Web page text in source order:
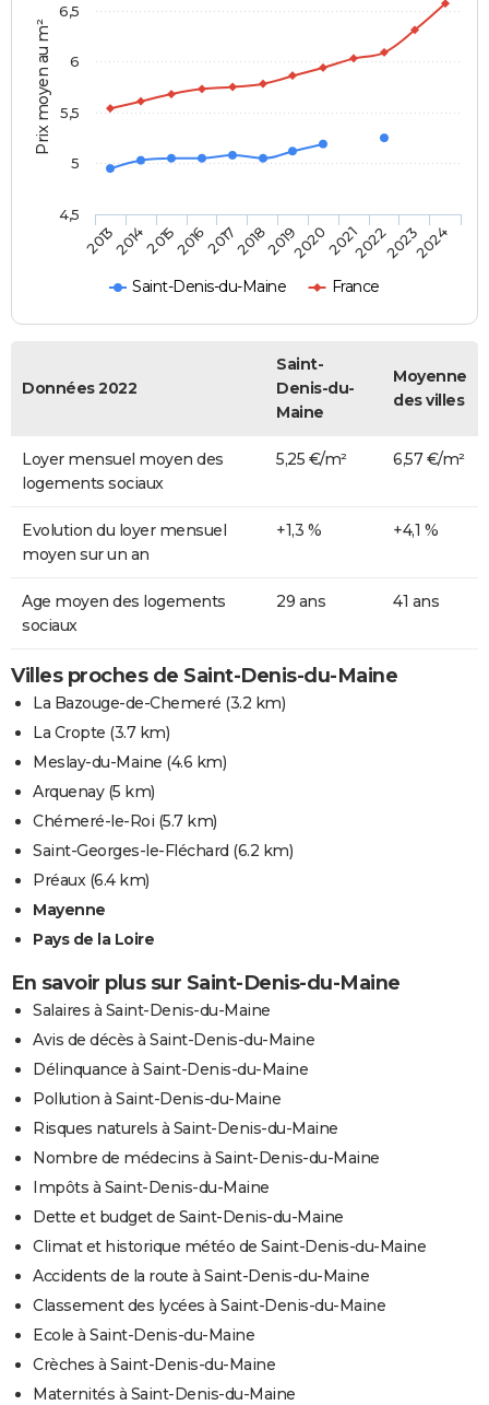
Prix moyen au m²
Saint-Denis-du-Maine France
201320142015201620172018201920202021202220232024
4,5
5
5,5
6
6,5
Données 2022
Saint-
Denis-du-
Maine
Moyenne
des villes
Loyer mensuel moyen des
logements sociaux
5,25 €/m² 6,57 €/m²
Evolution du loyer mensuel
moyen sur un an
+1,3 % +4,1 %
Age moyen des logements
sociaux
29 ans 41 ans
Villes proches de Saint-Denis-du-Maine
La Bazouge-de-Chemeré (3.2 km)
La Cropte (3.7 km)
Meslay-du-Maine (4.6 km)
Arquenay(5 km)
Chémeré-le-Roi (5.7 km)
Saint-Georges-le-Fléchard (6.2 km)
Préaux(6.4 km)
Mayenne
Pays de la Loire
En savoir plus sur Saint-Denis-du-Maine
Salaires à Saint-Denis-du-Maine
Avis de décès à Saint-Denis-du-Maine
Délinquance à Saint-Denis-du-Maine
Pollution à Saint-Denis-du-Maine
Risques naturels à Saint-Denis-du-Maine
Nombre de médecins à Saint-Denis-du-Maine
Impôts à Saint-Denis-du-Maine
Dette et budget de Saint-Denis-du-Maine
Climat et historique météo de Saint-Denis-du-Maine
Accidents de la route à Saint-Denis-du-Maine
Classement des lycées à Saint-Denis-du-Maine
Ecole à Saint-Denis-du-Maine
Crèches à Saint-Denis-du-Maine
Maternités à Saint-Denis-du-Maine